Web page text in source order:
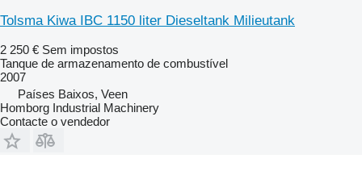
Tolsma Kiwa IBC 1150 liter Dieseltank Milieutank
2 250 € Sem impostos
Tanque de armazenamento de combustível
2007
Países Baixos, Veen
Homborg Industrial Machinery
Contacte o vendedor